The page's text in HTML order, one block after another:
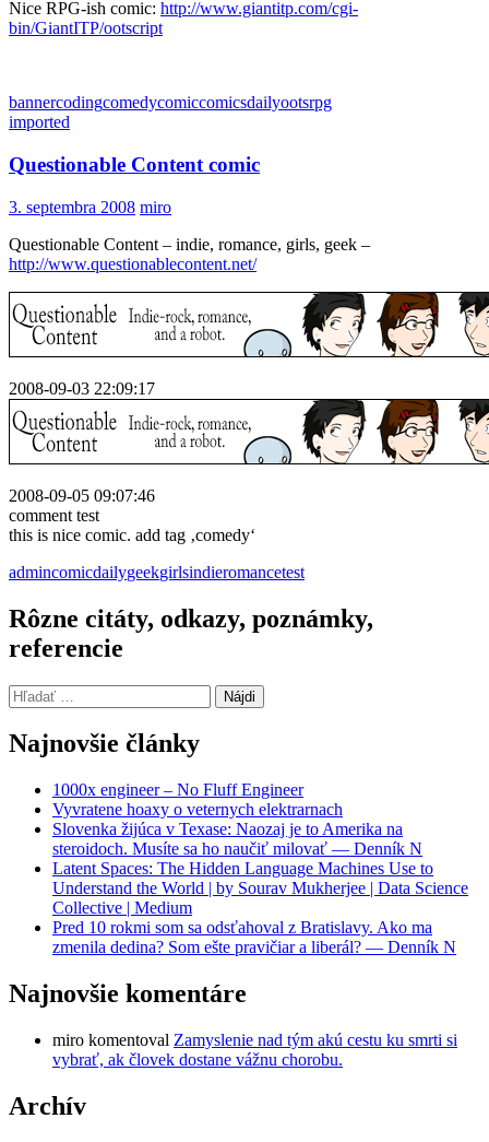
Nice RPG-ish comic: http://www.giantitp.com/cgi-
bin/GiantITP/ootscript
bannercodingcomedycomiccomicsdailyootsrpg
imported
Questionable Content comic
3. septembra 2008 miro
Questionable Content – indie, romance, girls, geek –
http://www.questionablecontent.net/
2008-09-03 22:09:17
2008-09-05 09:07:46
comment test
this is nice comic. add tag ‚comedy‘
admincomicdailygeekgirlsindieromancetest
Rôzne citáty, odkazy, poznámky,
referencie
Hľadať:
Najnovšie články
1000x engineer – No Fluff Engineer
Vyvratene hoaxy o veternych elektrarnach
Slovenka žijúca v Texase: Naozaj je to Amerika na
steroidoch. Musíte sa ho naučiť milovať — Denník N
Latent Spaces: The Hidden Language Machines Use to
Understand the World | by Sourav Mukherjee | Data Science
Collective | Medium
Pred 10 rokmi som sa odsťahoval z Bratislavy. Ako ma
zmenila dedina? Som ešte pravičiar a liberál? — Denník N
Najnovšie komentáre
miro komentoval Zamyslenie nad tým akú cestu ku smrti si
vybrať, ak človek dostane vážnu chorobu.
Archív